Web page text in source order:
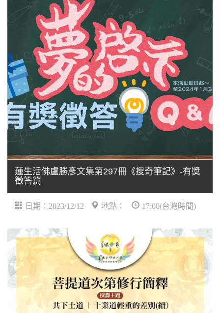
蓮生活佛盧勝彥文集第297冊《搜奇筆記》-有獎
徵答篇
日期：2023/12/12 地點： 17:00(台灣時間)